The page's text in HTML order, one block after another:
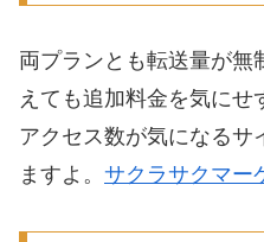
両プランとも転送量が無
えても追加料金を気にせ
アクセス数が気になるサ
ますよ。 サクラサクマー